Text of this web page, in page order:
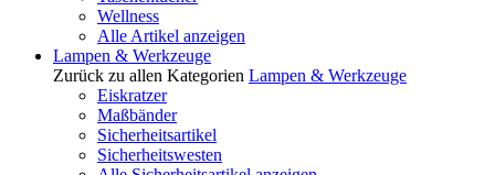
Wellness
Alle Artikel anzeigen
Lampen & Werkzeuge
Zurück zu allen Kategorien Lampen & Werkzeuge
Eiskratzer
Maßbänder
Sicherheitsartikel
Sicherheitswesten